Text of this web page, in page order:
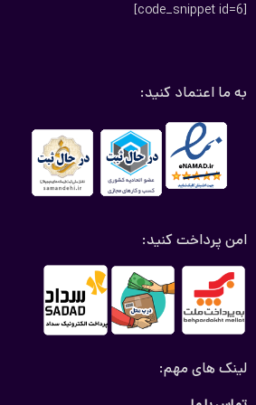
با کیفیت استفاده شده و چرم آن به مدت
دلیل استفاده ازمواد اولیه با کیفیت بوی بد و
بزرگترین مزیت کفپوش پنج بعدی کوییک الگو
خودرو کوییک می باشد که باعث می شود کفی
کفپوش پنج بعدی کوییک دارای لبه های بلند
و حتی قسمت های نقطه کور ماشین شما در
از کنار درها را نیز پوشش می دهد علاوه
آلودگی به راحتی به موکت خودرو شما نفوذ
وجود این صفحه در کفپایی قسمت راننده
باشد که از سر خوردن کفی زیر پای راننده جلو
[code_snippet id=6]
به ما اعتماد کنید:
امن پرداخت کنید:
لینک های مهم: